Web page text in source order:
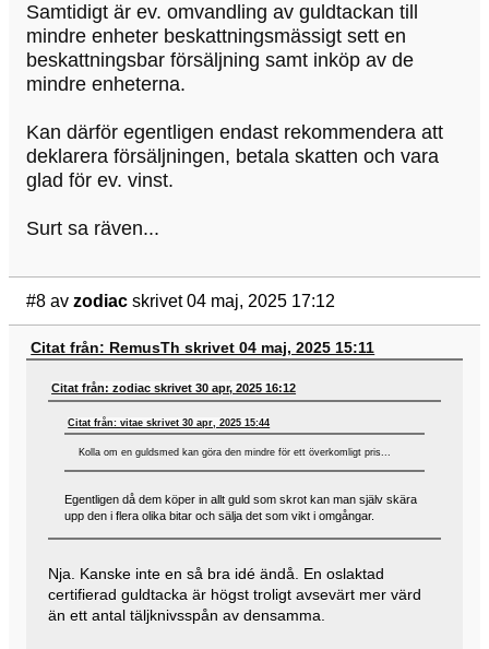
Samtidigt är ev. omvandling av guldtackan till
mindre enheter beskattningsmässigt sett en
beskattningsbar försäljning samt inköp av de
mindre enheterna.
Kan därför egentligen endast rekommendera att
deklarera försäljningen, betala skatten och vara
glad för ev. vinst.
Surt sa räven...
#8 av zodiac skrivet 04 maj, 2025 17:12
Citat från: RemusTh skrivet 04 maj, 2025 15:11
Citat från: zodiac skrivet 30 apr, 2025 16:12
Citat från: vitae skrivet 30 apr, 2025 15:44
Kolla om en guldsmed kan göra den mindre för ett överkomligt pris...
Egentligen då dem köper in allt guld som skrot kan man själv skära
upp den i flera olika bitar och sälja det som vikt i omgångar.
Nja. Kanske inte en så bra idé ändå. En oslaktad
certifierad guldtacka är högst troligt avsevärt mer värd
än ett antal täljknivsspån av densamma.